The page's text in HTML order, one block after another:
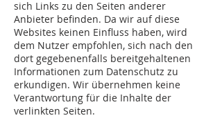
sich Links zu den Seiten anderer
Anbieter befinden. Da wir auf diese
Websites keinen Einfluss haben, wird
dem Nutzer empfohlen, sich nach den
dort gegebenenfalls bereitgehaltenen
Informationen zum Datenschutz zu
erkundigen. Wir übernehmen keine
Verantwortung für die Inhalte der
verlinkten Seiten.